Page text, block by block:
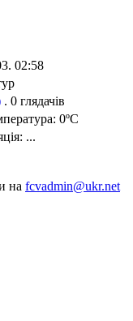
02:58
. 0 глядачів
0ºC
...
на fcvadmin@ukr.net